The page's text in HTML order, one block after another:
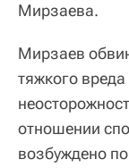
Мирзаева.
Мирзаев
тяжкого
отношении
возбуждено